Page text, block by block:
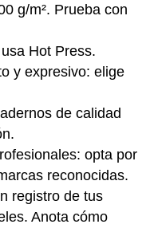
g/m². Prueba con
Hot Press.
y expresivo: elige
de calidad
opta por
reconocidas.
registro de tus
Anota cómo